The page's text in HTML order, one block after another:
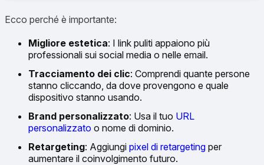
Ecco perché è importante:
Migliore estetica: I link puliti appaiono più
professionali sui social media o nelle email.
Tracciamento dei clic: Comprendi quante persone
stanno cliccando, da dove provengono e quale
dispositivo stanno usando.
Brand personalizzato: Usa il tuo URL
personalizzato o nome di dominio.
Retargeting: Aggiungi pixel di retargeting per
aumentare il coinvolgimento futuro.